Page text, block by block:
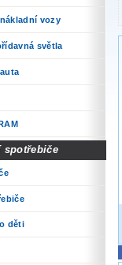
vozy
světla
spotřebiče
děti